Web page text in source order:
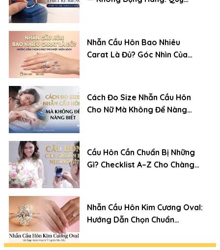
Nhẫn Cầu Hôn Bao Nhiêu
Carat Là Đủ? Góc Nhìn Của
Cách Đo Size Nhẫn Cầu Hôn
Cho Nữ Mà Không Để Nàng
Cầu Hôn Cần Chuẩn Bị Những
Gì? Checklist A–Z Cho Chàng
Nhẫn Cầu Hôn Kim Cương Oval:
Hướng Dẫn Chọn Chuẩn